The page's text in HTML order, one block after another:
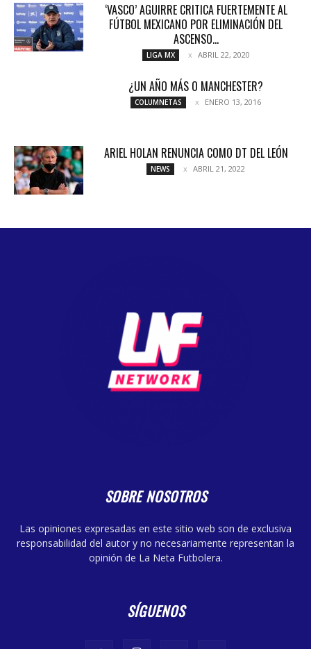
‘VASCO’ AGUIRRE CRITICA FUERTEMENTE AL
FÚTBOL MEXICANO POR ELIMINACIÓN DEL
ASCENSO...
LIGA MX ABRIL 22, 2020
¿UN AÑO MÁS O MANCHESTER?
COLUMNETAS ENERO 13, 2016
ARIEL HOLAN RENUNCIA COMO DT DEL LEÓN
NEWS ABRIL 21, 2022
SOBRE NOSOTROS
Las opiniones expresadas en este sitio web son de exclusiva
responsabilidad del autor y no necesariamente representan la
opinión de La Neta Futbolera.
SÍGUENOS